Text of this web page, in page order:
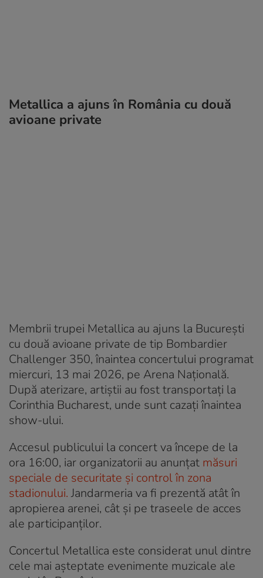
Metallica a ajuns în România cu două
avioane private
Membrii trupei Metallica au ajuns la București
cu două avioane private de tip Bombardier
Challenger 350, înaintea concertului programat
miercuri, 13 mai 2026, pe Arena Națională.
După aterizare, artiștii au fost transportați la
Corinthia Bucharest, unde sunt cazați înaintea
show-ului.
Accesul publicului la concert va începe de la
ora 16:00, iar organizatorii au anunțat măsuri
speciale de securitate și control în zona
stadionului. Jandarmeria va fi prezentă atât în
apropierea arenei, cât și pe traseele de acces
ale participanților.
Concertul Metallica este considerat unul dintre
cele mai așteptate evenimente muzicale ale